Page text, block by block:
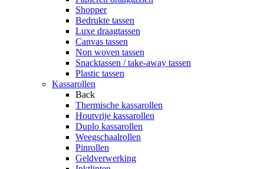
Shopper
Bedrukte tassen
Luxe draagtassen
Canvas tassen
Non woven tassen
Snacktassen / take-away tassen
Plastic tassen
Kassarollen
Back
Thermische kassarollen
Houtvrije kassarollen
Duplo kassarollen
Weegschaalrollen
Pinrollen
Geldverwerking